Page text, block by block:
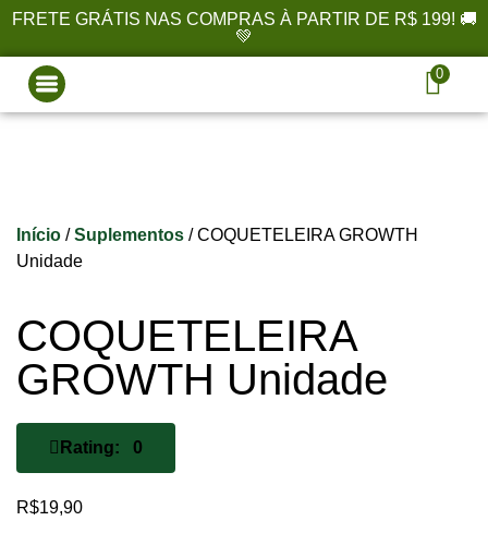
FRETE GRÁTIS NAS COMPRAS À PARTIR DE R$ 199! 🚚
💚
0
Início /Suplementos / COQUETELEIRA GROWTH
Unidade
COQUETELEIRA
GROWTH Unidade
Rating: 0
R$19,90